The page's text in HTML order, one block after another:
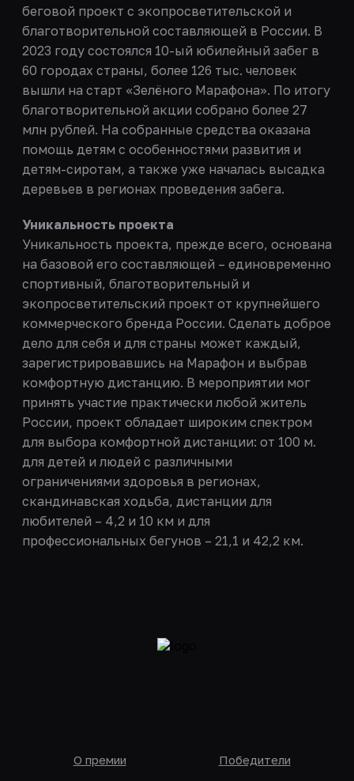
беговой проект с экопросветительской и
благотворительной составляющей в России. В
2023 году состоялся 10-ый юбилейный забег в
60 городах страны, более 126 тыс. человек
вышли на старт «Зелёного Марафона». По итогу
благотворительной акции собрано более 27
млн рублей. На собранные средства оказана
помощь детям с особенностями развития и
детям-сиротам, а также уже началась высадка
деревьев в регионах проведения забега.
Уникальность проекта
Уникальность проекта, прежде всего, основана
на базовой его составляющей – единовременно
спортивный, благотворительный и
экопросветительский проект от крупнейшего
коммерческого бренда России. Сделать доброе
дело для себя и для страны может каждый,
зарегистрировавшись на Марафон и выбрав
комфортную дистанцию. В мероприятии мог
принять участие практически любой житель
России, проект обладает широким спектром
для выбора комфортной дистанции: от 100 м.
для детей и людей с различными
ограничениями здоровья в регионах,
скандинавская ходьба, дистанции для
любителей – 4,2 и 10 км и для
профессиональных бегунов – 21,1 и 42,2 км.
О премии Победители